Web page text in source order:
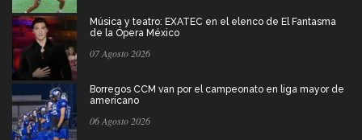
Música y teatro: EXATEC en el elenco de El Fantasma
de la Ópera México
07 Agosto 2026
Borregos CCM van por el campeonato en liga mayor de
americano
06 Agosto 2026